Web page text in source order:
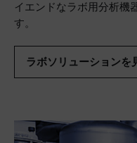
イエンドなラボ用分析機
す。
ラボソリューションを